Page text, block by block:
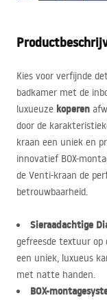
Kies voor verfijnde
badkamer met de
luxueuze koperen
door de
kraan een uniek en
innovatief BOX-
de Venti-kraan de
betrouwbaarheid.
Sieraadachtige
gefreesde textuur op
een uniek, luxueus
met natte handen.
BOX-